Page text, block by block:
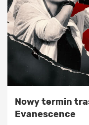
Nowy termin
Evanescence